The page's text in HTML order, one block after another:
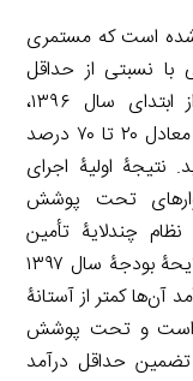
مقرر شده است که مستمری
نسبتی از حداقل
دستمزد افزایش یابد. در همین راستا، از ابتدای سال ۱۳۹۶،
مستمری این خانوارها بر اساس بُعد خانوار معادل ۲۰ تا ۷۰ درصد
نتیجۀ اولیۀ اجرای
تحت پوشش
چندلایۀ تأمین
اجتماعی و با استناد به موضوع تبصرۀ ۱۴ لایحۀ بودجۀ سال ۱۳۹۷
آن‌ها کمتر از آستانۀ
است و تحت پوشش
حداقل درآمد